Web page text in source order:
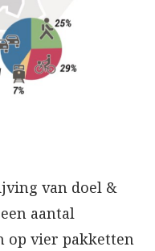
van doel &
aantal
op vier pakketten